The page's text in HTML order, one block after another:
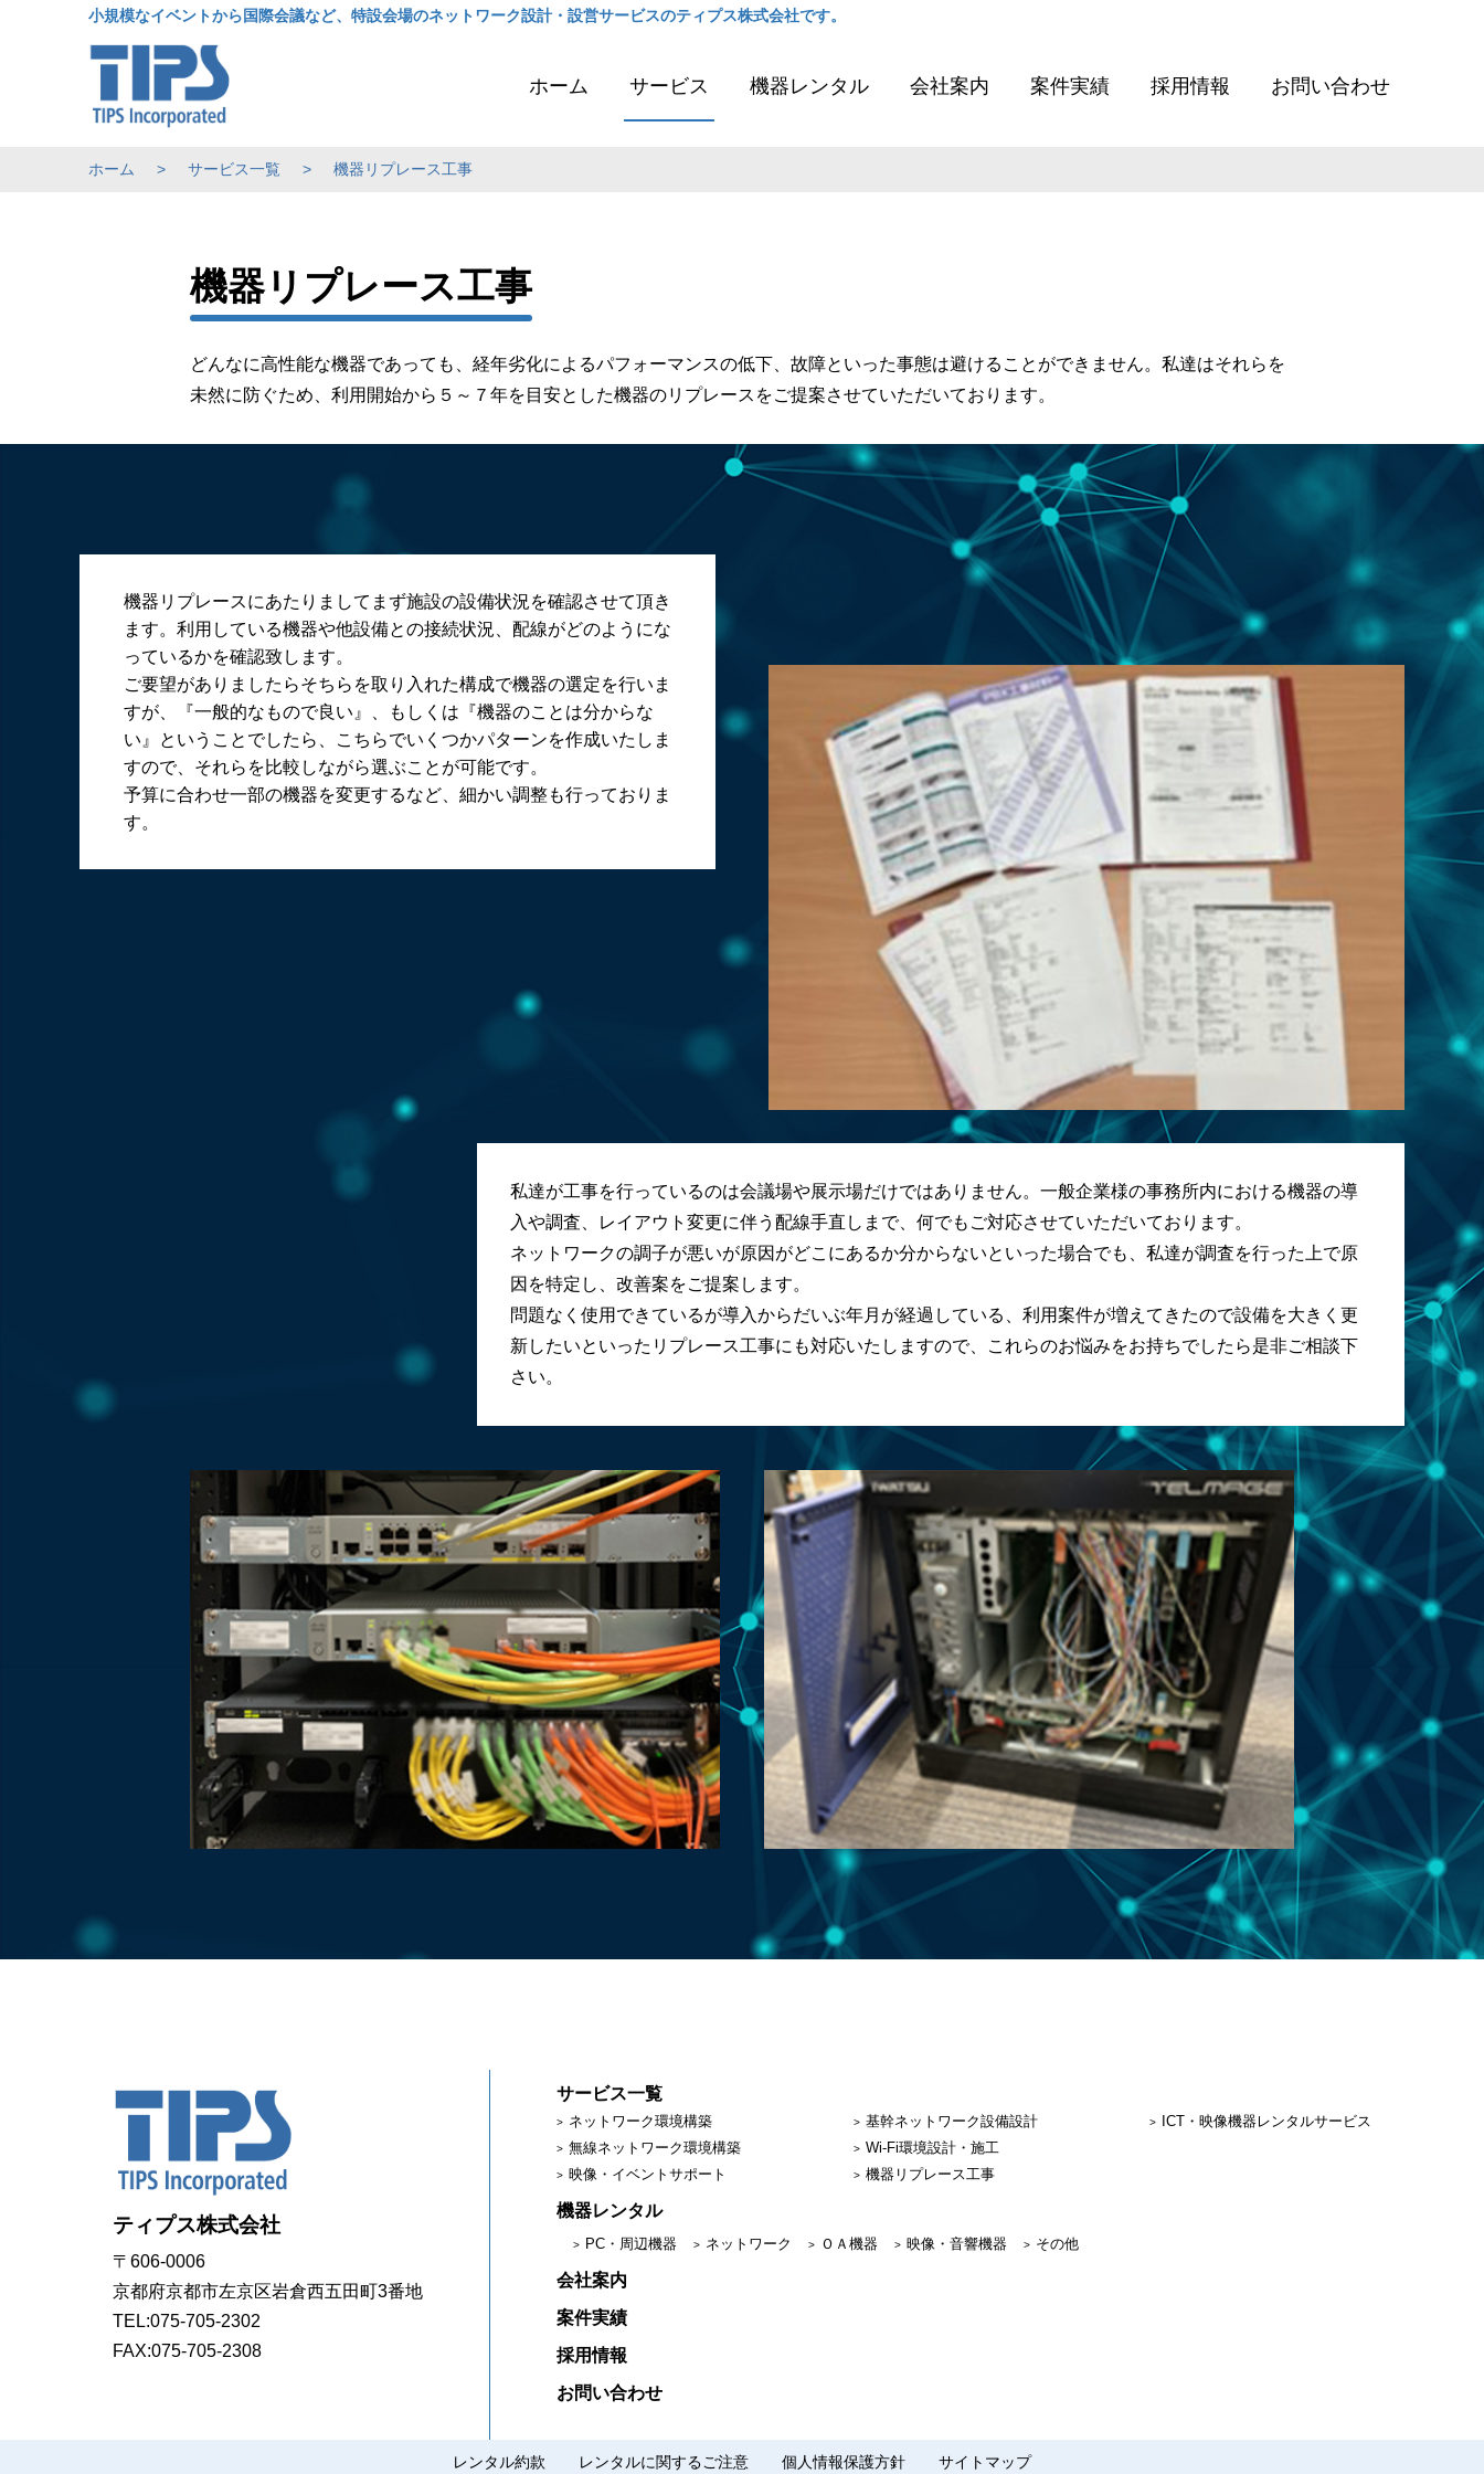
小規模なイベントから国際会議など、特設会場のネットワーク設計・設営サービスのティプス株式会社です。
ホーム サービス 機器レンタル 会社案内 案件実績 採用情報 お問い合わせ
ホーム サービス一覧 機器リプレース工事
機器リプレース工事
どんなに高性能な機器であっても、経年劣化によるパフォーマンスの低下、故障といった事態は避けることができません。私達はそれらを
未然に防ぐため、利用開始から５～７年を目安とした機器のリプレースをご提案させていただいております。
機器リプレースにあたりましてまず施設の設備状況を確認させて頂き
ます。利用している機器や他設備との接続状況、配線がどのようにな
っているかを確認致します。
ご要望がありましたらそちらを取り入れた構成で機器の選定を行いま
すが、『一般的なもので良い』、もしくは『機器のことは分からな
い』ということでしたら、こちらでいくつかパターンを作成いたしま
すので、それらを比較しながら選ぶことが可能です。
予算に合わせ一部の機器を変更するなど、細かい調整も行っておりま
す。
私達が工事を行っているのは会議場や展示場だけではありません。一般企業様の事務所内における機器の導
入や調査、レイアウト変更に伴う配線手直しまで、何でもご対応させていただいております。
ネットワークの調子が悪いが原因がどこにあるか分からないといった場合でも、私達が調査を行った上で原
因を特定し、改善案をご提案します。
問題なく使用できているが導入からだいぶ年月が経過している、利用案件が増えてきたので設備を大きく更
新したいといったリプレース工事にも対応いたしますので、これらのお悩みをお持ちでしたら是非ご相談下
さい。
ティプス株式会社
〒606-0006
京都府京都市左京区岩倉西五田町3番地
TEL:075-705-2302
FAX:075-705-2308
サービス一覧
ネットワーク環境構築
無線ネットワーク環境構築
映像・イベントサポート
基幹ネットワーク設備設計
Wi-Fi環境設計・施工
機器リプレース工事
ICT・映像機器レンタルサービス
機器レンタル
PC・周辺機器 ネットワーク ＯＡ機器 映像・音響機器 その他
会社案内
案件実績
採用情報
お問い合わせ
レンタル約款 レンタルに関するご注意 個人情報保護方針 サイトマップ